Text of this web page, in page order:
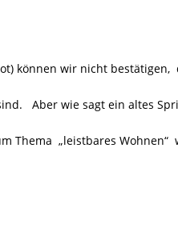
können wir nicht bestätigen,
Aber wie sagt ein altes
Thema „leistbares Wohnen“